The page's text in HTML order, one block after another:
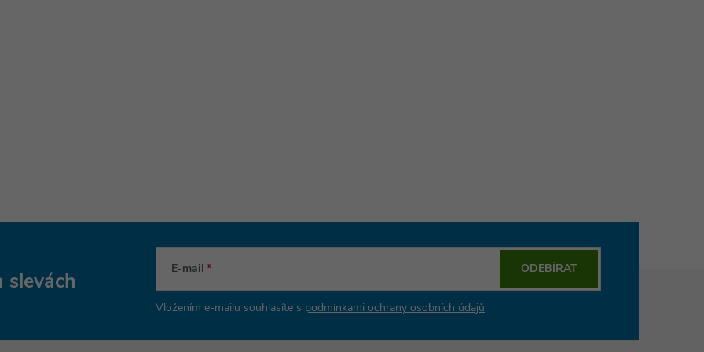
slevách E-mail
Vložením e-mailu souhlasíte s podmínkami ochrany osobních údajů
ODEBÍRAT